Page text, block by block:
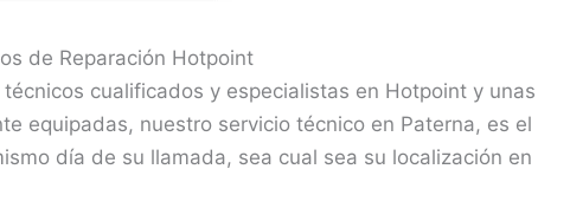
de Reparación Hotpoint
cualificados y especialistas en Hotpoint y unas
equipadas, nuestro servicio técnico en Paterna, es el
día de su llamada, sea cual sea su localización en